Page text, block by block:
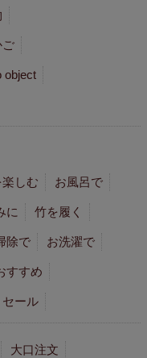
ご
object
しむ お風呂で
に 竹を履く
除で お洗濯で
すすめ
ール
大口注文